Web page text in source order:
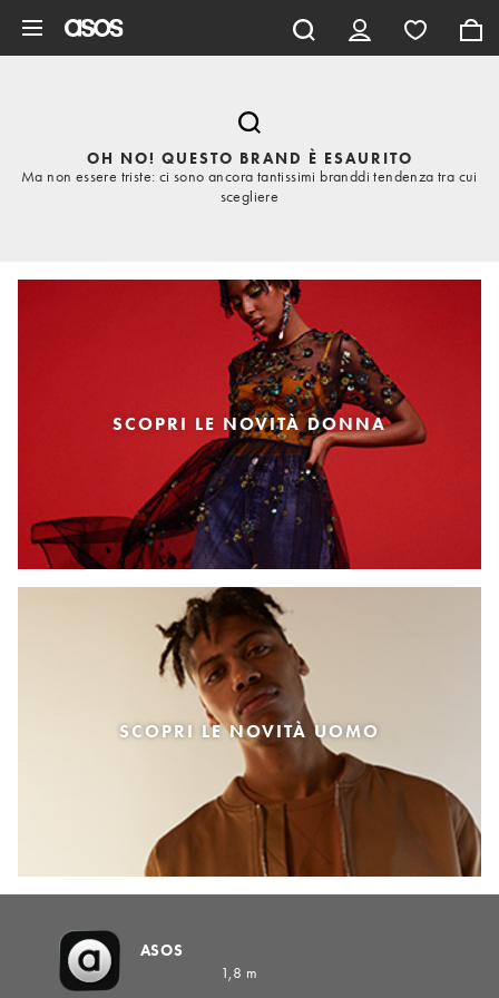
OH NO! QUESTO BRAND È ESAURITO
Ma non essere triste: ci sono ancora tantissimi branddi tendenza tra cui
scegliere
SCOPRI LE NOVITÀ DONNA
SCOPRI LE NOVITÀ UOMO
ASOS
1,8 m